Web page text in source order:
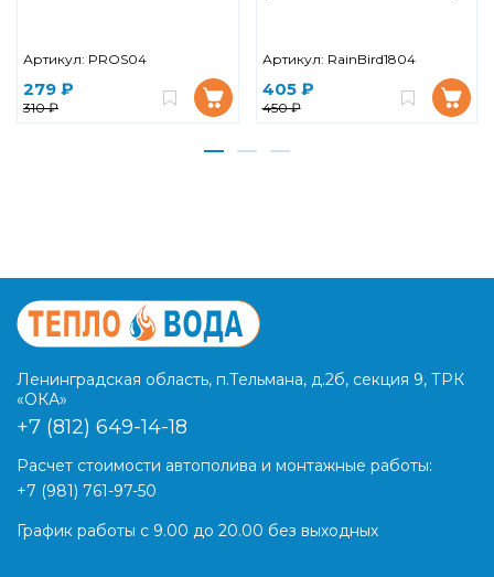
Артикул: PROS04
279 ₽
310 ₽
Артикул: RainBird1804
405 ₽
450 ₽
Ленинградская область, п.Тельмана, д.2б, секция 9, ТРК
«ОКА»
+7 (812) 649-14-18
Расчет стоимости автополива и монтажные работы:
+7 (981) 761-97-50
График работы с 9.00 до 20.00 без выходных